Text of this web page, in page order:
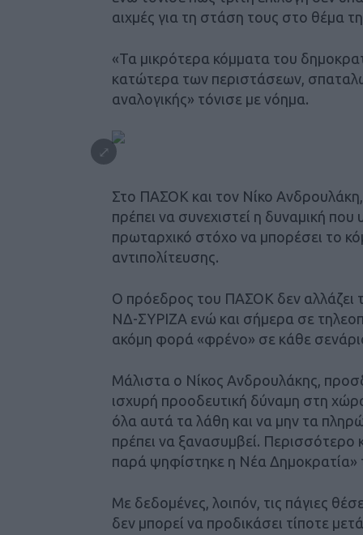
αιχμές για τη στάση τους στο θέμα
«Τα μικρότερα κόμματα του
κατώτερα των περιστάσεων,
αναλογικής» τόνισε με νόημα.
Στο ΠΑΣΟΚ και τον Νίκο Ανδρουλάκη,
πρέπει να συνεχιστεί η δυναμική
πρωταρχικό στόχο να μπορέσει το
αντιπολίτευσης.
Ο πρόεδρος του ΠΑΣΟΚ δεν αλλάζει
ΝΔ-ΣΥΡΙΖΑ ενώ και σήμερα σε
ακόμη φορά «φρένο» σε κάθε
Μάλιστα ο Νίκος Ανδρουλάκης,
ισχυρή προοδευτική δύναμη στη
όλα αυτά τα λάθη και να μην τα
πρέπει να ξανασυμβεί. Περισσότερο
παρά ψηφίστηκε η Νέα Δημοκρατία»
Με δεδομένες, λοιπόν, τις πάγιες
δεν μπορεί να προδικάσει τίποτε